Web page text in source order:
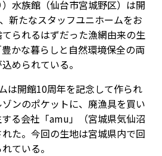
水族館（仙台市宮城野区）は開
新たなスタッフユニホームをお
られるはずだった漁網由来の生
かな暮らしと自然環境保全の両
められている。
は開館10周年を記念して作られ
ンのポケットに、廃漁具を買い
る会社「amu」（宮城県気仙沼
た。今回の生地は宮城県内で回
ている。